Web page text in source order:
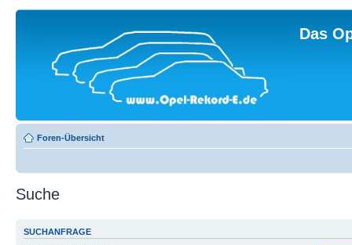
Das
Foren-Übersicht
Suche
SUCHANFRAGE